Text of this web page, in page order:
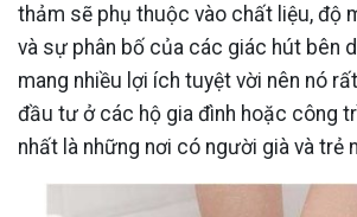
thảm sẽ phụ thuộc vào chất liệu, độ
và sự phân bố của các giác hút bên
mang nhiều lợi ích tuyệt vời nên nó
đầu tư ở các hộ gia đình hoặc công
nhất là những nơi có người già và trẻ